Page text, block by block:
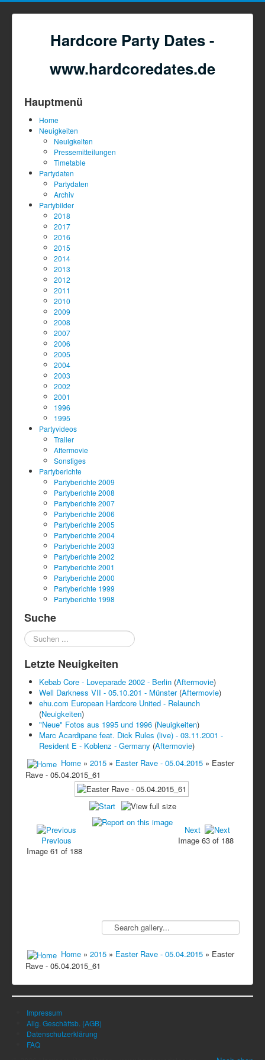
Hardcore Party Dates -
www.hardcoredates.de
Hauptmenü
Home
Neuigkeiten
Neuigkeiten
Pressemitteilungen
Timetable
Partydaten
Partydaten
Archiv
Partybilder
2018
2017
2016
2015
2014
2013
2012
2011
2010
2009
2008
2007
2006
2005
2004
2003
2002
2001
1996
1995
Partyvideos
Trailer
Aftermovie
Sonstiges
Partyberichte
Partyberichte 2009
Partyberichte 2008
Partyberichte 2007
Partyberichte 2006
Partyberichte 2005
Partyberichte 2004
Partyberichte 2003
Partyberichte 2002
Partyberichte 2001
Partyberichte 2000
Partyberichte 1999
Partyberichte 1998
Suche
Suchen
...
Letzte Neuigkeiten
Kebab Core - Loveparade 2002 - Berlin (Aftermovie)
Well Darkness VII - 05.10.201 - Münster (Aftermovie)
ehu.com European Hardcore United - Relaunch
(Neuigkeiten)
"Neue" Fotos aus 1995 und 1996 (Neuigkeiten)
Marc Acardipane feat. Dick Rules (live) - 03.11.2001 -
Resident E - Koblenz - Germany (Aftermovie)
Home » 2015 » Easter Rave - 05.04.2015 » Easter
Rave - 05.04.2015_61
Previous
Image 61 of 188
Next
Image 63 of 188
Home » 2015 » Easter Rave - 05.04.2015 » Easter
Rave - 05.04.2015_61
Impressum
Allg. Geschäftsb. (AGB)
Datenschutzerklärung
FAQ